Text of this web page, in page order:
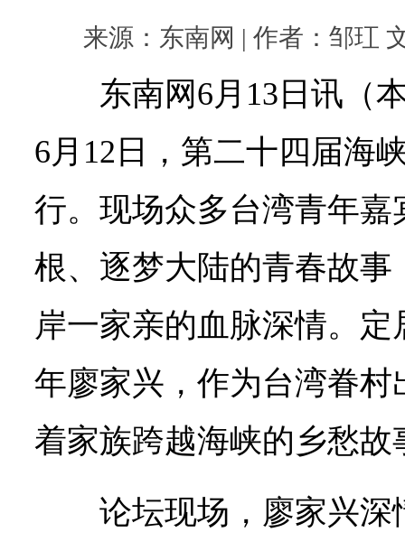
来源：东南网 | 作者：邹玒
东南网6月13日讯（
6月12日，第二十四届海
行。现场众多台湾青年
根、逐梦大陆的青春故
岸一家亲的血脉深情。
年廖家兴，作为台湾眷
着家族跨越海峡的乡愁
论坛现场，廖家兴